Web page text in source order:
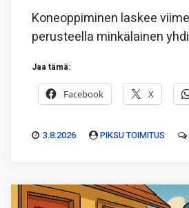
Koneoppiminen laskee
perusteella minkälainen
Jaa tämä:
Facebook X
3.8.2026 PIKSU TOIMITUS